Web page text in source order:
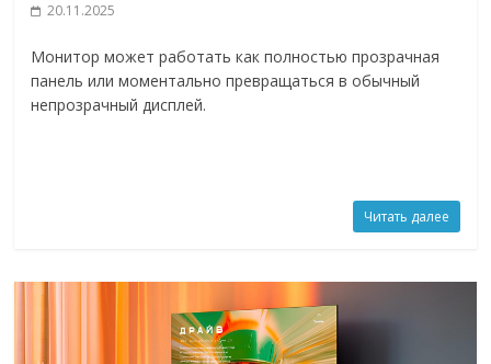
20.11.2025
Монитор может работать как полностью прозрачная
панель или моментально превращаться в обычный
непрозрачный дисплей.
Читать далее